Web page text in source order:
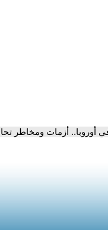
أوروبا.. أزمات ومخاطر